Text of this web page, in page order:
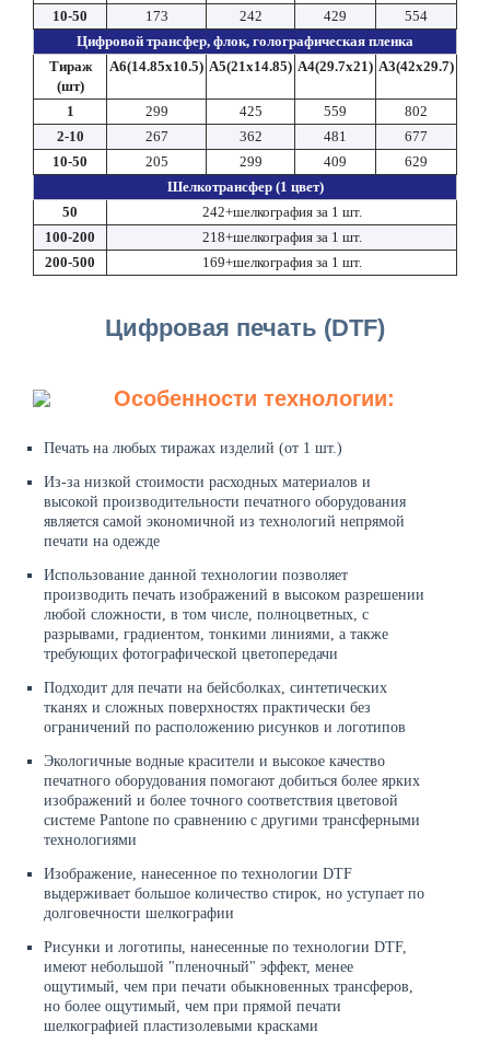
10-50
173 242 429
554
Цифровой трансфер, флок, голографическая пленка
Тираж
(шт)
A6(14.85x10.5) A5(21x14.85) A4(29.7x21) A3(42x29.7)
1 299 425 559
802
2-10
267 362 481
677
10-50
205 299 409
629
Шелкотрансфер (1 цвет)
50
242+шелкография за 1 шт.
100-200
218+шелкография за 1 шт.
200-500
169+шелкография за 1 шт.
Цифровая печать (DTF)
Особенности технологии:
Печать на любых тиражах изделий (от 1 шт.)
Из-за низкой стоимости расходных материалов и
высокой производительности печатного оборудования
является самой экономичной из технологий непрямой
печати на одежде
Использование данной технологии позволяет
производить печать изображений в высоком разрешении
любой сложности, в том числе, полноцветных, с
разрывами, градиентом, тонкими линиями, а также
требующих фотографической цветопередачи
Подходит для печати на бейсболках, синтетических
тканях и сложных поверхностях практически без
ограничений по расположению рисунков и логотипов
Экологичные водные красители и высокое качество
печатного оборудования помогают добиться более ярких
изображений и более точного соответствия цветовой
системе Pantone по сравнению с другими трансферными
технологиями
Изображение, нанесенное по технологии DTF
выдерживает большое количество стирок, но уступает по
долговечности шелкографии
Рисунки и логотипы, нанесенные по технологии DTF,
имеют небольшой "пленочный" эффект, менее
ощутимый, чем при печати обыкновенных трансферов,
но более ощутимый, чем при прямой печати
шелкографией пластизолевыми красками